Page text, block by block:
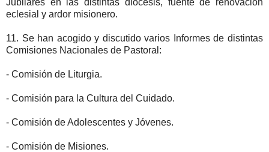
eclesial y ardor misionero.
11. Se han acogido y discutido varios Informes de distintas
Comisiones Nacionales de Pastoral:
- Comisión de Liturgia.
- Comisión para la Cultura del Cuidado.
- Comisión de Adolescentes y Jóvenes.
- Comisión de Misiones.